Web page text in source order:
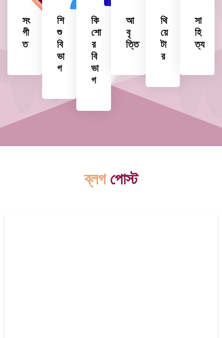
সং
গী
ত
শি
শু
বি
ভা
গ
কি
শো
র
বি
ভা
গ
আ
বৃ
ত্তি
থি
য়ে
টা
র
সা
হি
ত্য
ব্লগ পোস্ট